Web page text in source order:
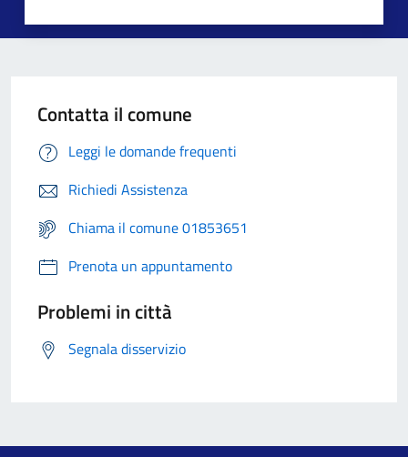
Contatta il comune
Leggi le domande frequenti
Richiedi Assistenza
Chiama il comune 01853651
Prenota un appuntamento
Problemi in città
Segnala disservizio